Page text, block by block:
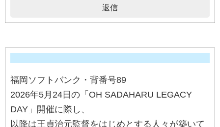
返信
福岡ソフトバンク・背番号89
2026年5月24日の「OH SADAHARU LEGACY
DAY」開催に際し、
以降は王貞治元監督をはじめとする人々が築いて